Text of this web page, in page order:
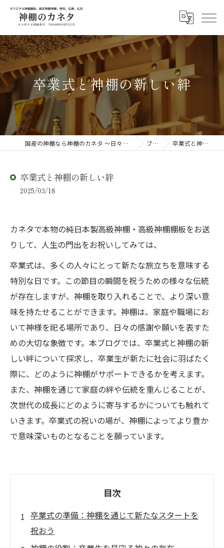
卒業式と神棚の新しい絆
国産の神棚なら神棚のカネタ ～日々のしあわせを感じる物を～ ブログ 卒業式と神棚の新しい絆
卒業式と神棚の新しい絆
2025/03/18
カネタで本物の純日本製高級神棚・高級神棚棚板をお送
りして、人生の門出をお祝いしてみては、
卒業式は、多くの人々にとって新たな旅立ちを意味する
特別な日です。この節目の瞬間を祝うための様々な伝統
が存在しますが、神棚を取り入れることで、より深い意
味を持たせることができます。神棚は、家庭や職場にお
いて神様を祀る場所であり、日々の感謝や願いを表すた
めの大切な象徴です。本ブログでは、卒業式と神棚の新
しい絆について探求し、卒業生が新たに社会に羽ばたく
際に、どのように神棚がサポートできるかを考えます。
また、神棚を通じて家庭の絆や伝統を重んじることが、
次世代の成長にどのように寄与するかについても触れて
いきます。卒業式の祝いの場が、神棚によってより豊か
で意味深いものとなることを願っています。
目次
卒業式の準備：神棚を通じて新たなスタートを
祝おう